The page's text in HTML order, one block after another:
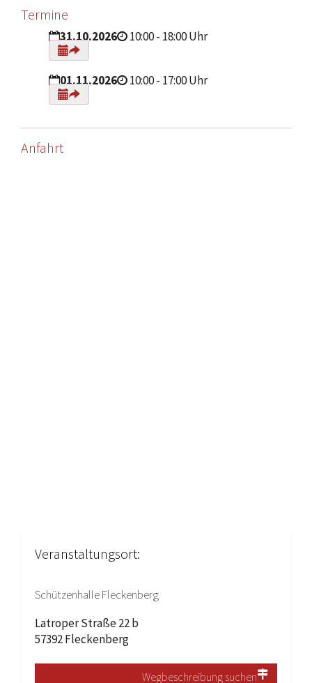
Termine
31.10.2026 10:00 - 18:00 Uhr
01.11.2026 10:00 - 17:00 Uhr
Anfahrt
Veranstaltungsort:
Schützenhalle Fleckenberg
Latroper Straße 22 b
57392 Fleckenberg
Wegbeschreibung suchen